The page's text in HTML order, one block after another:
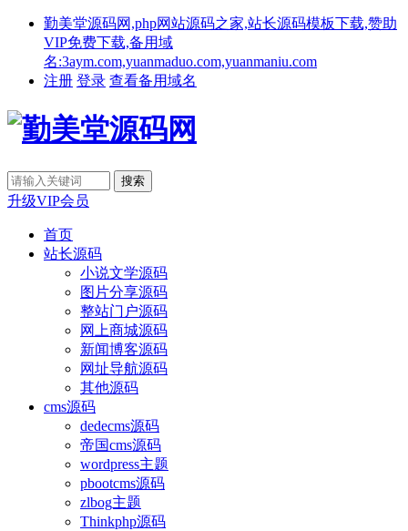
勤美堂源码网,php网站源码之家,站长源码模板下载,赞助
VIP免费下载,备用域
名:3aym.com,yuanmaduo.com,yuanmaniu.com
注册 登录 查看备用域名
升级VIP会员
首页
站长源码
小说文学源码
图片分享源码
整站门户源码
网上商城源码
新闻博客源码
网址导航源码
其他源码
cms源码
dedecms源码
帝国cms源码
wordpress主题
pbootcms源码
zlbog主题
Thinkphp源码